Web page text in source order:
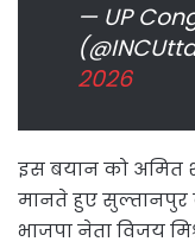
— UP
2026
इस बयान को अमित
मानते हुए सुल्तानपुर
भाजपा नेता विजय